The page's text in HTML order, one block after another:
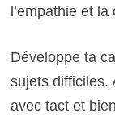
l’empathie et
Développe ta
sujets difficiles.
avec tact et